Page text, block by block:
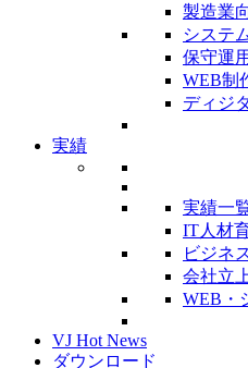
製造業
システ
保守運
WEB制
ディジ
実績
実績一
IT人材
ビジネ
会社立
WEB・
VJ Hot News
ダウンロード